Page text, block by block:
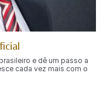
e dê um passo a
cada vez mais com o